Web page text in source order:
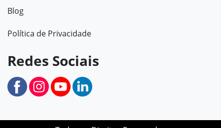
Blog
Política de Privacidade
Redes Sociais